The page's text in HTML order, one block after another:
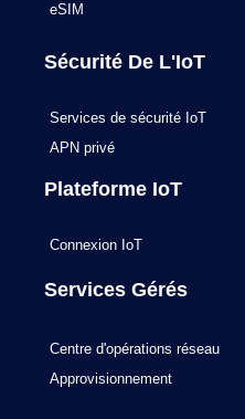
eSIM
Sécurité De L'IoT
Services de sécurité IoT
APN privé
Plateforme IoT
Connexion IoT
Services Gérés
Centre d'opérations réseau
Approvisionnement